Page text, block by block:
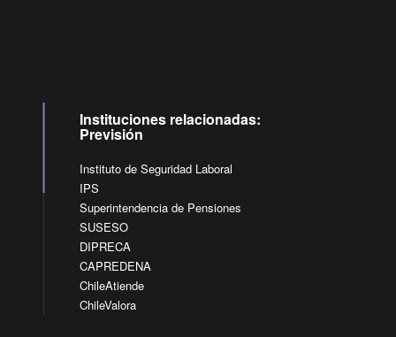
Instituciones relacionadas:
Previsión
Instituto de Seguridad Laboral
IPS
Superintendencia de Pensiones
SUSESO
DIPRECA
CAPREDENA
ChileAtiende
ChileValora